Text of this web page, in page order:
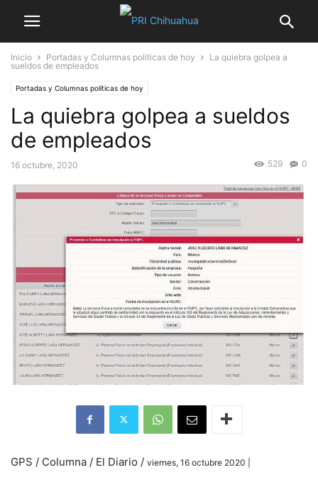
Inicio Portadas y Columnas políticas de hoy
La quiebra golpea a
sueldos de empleados
Portadas y Columnas políticas de hoy
La quiebra golpea a sueldos
de empleados
16 octubre, 2020 0
529
GPS / Columna / El Diario / viernes, 16 octubre 2020 |